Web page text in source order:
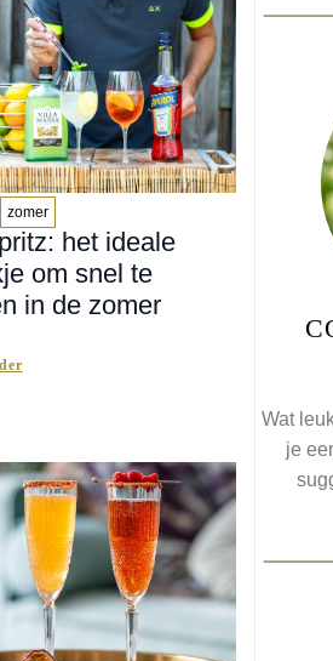
zomer
het ideale
om snel te
in de zomer
Wat
je